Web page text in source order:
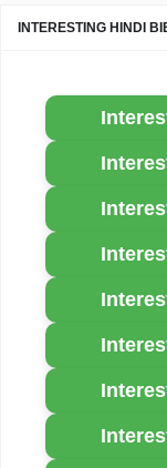
INTERESTING HINDI